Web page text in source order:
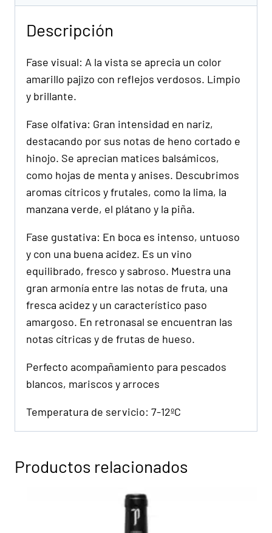
Descripción
Fase visual: A la vista se aprecia un color
amarillo pajizo con reflejos verdosos. Limpio
y brillante.
Fase olfativa: Gran intensidad en nariz,
destacando por sus notas de heno cortado e
hinojo. Se aprecian matices balsámicos,
como hojas de menta y anises. Descubrimos
aromas cítricos y frutales, como la lima, la
manzana verde, el plátano y la piña.
Fase gustativa: En boca es intenso, untuoso
y con una buena acidez. Es un vino
equilibrado, fresco y sabroso. Muestra una
gran armonía entre las notas de fruta, una
fresca acidez y un característico paso
amargoso. En retronasal se encuentran las
notas cítricas y de frutas de hueso.
Perfecto acompañamiento para pescados
blancos, mariscos y arroces
Temperatura de servicio: 7-12ºC
Productos relacionados